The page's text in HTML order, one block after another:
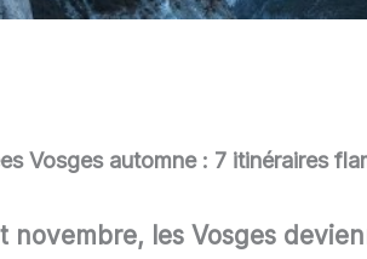
Vosges automne : 7 itinéraires
les Vosges